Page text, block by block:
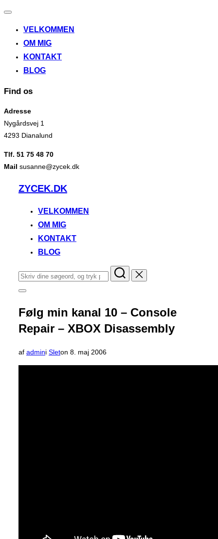
Slå
til/fra
VELKOMMEN
OM MIG
KONTAKT
BLOG
Find os
Adresse
Nygårdsvej 1
4293 Dianalund
Tlf. 51 75 48 70
Mail susanne@zycek.dk
VidereZYCEK.DK
VELKOMMEN
OM MIG
KONTAKT
BLOG
Søg
efter:
Slå
i
sidekolonne
til/fra
Følg min kanal 10 – Console
Repair – XBOX Disassembly
af admini Sleton Udgivet
d.
8. maj 2006